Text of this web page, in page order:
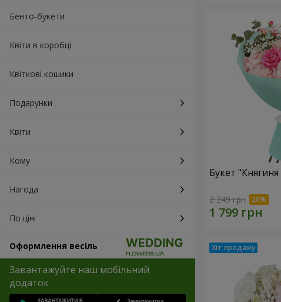
Бенто-букети
Квіти в коробці
Квіткові кошики
Подарунки
Квіти
Кому
Нагода
По ціні
Оформлення весіль
Завантажуйте наш мобільний
додаток
Букет
2 249 грн